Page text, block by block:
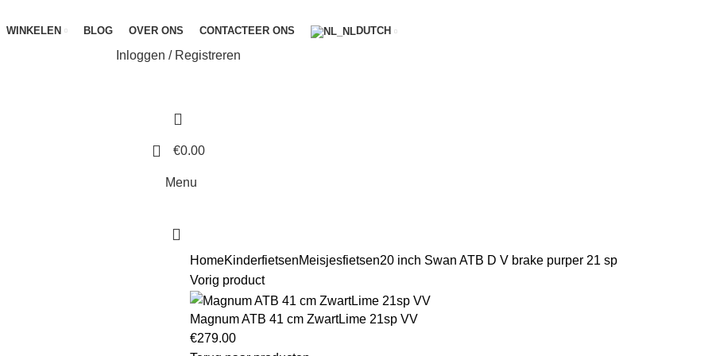
WINKELEN BLOG OVER ONS CONTACTEER ONS DUTCH
Inloggen / Registreren
€0.00
Menu
HomeKinderfietsenMeisjesfietsen20 inch Swan ATB D V brake purper 21 sp
Vorig product
Magnum ATB 41 cm ZwartLime 21sp VV
€279.00